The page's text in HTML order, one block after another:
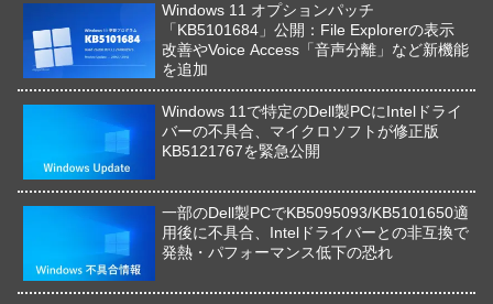
Windows 11 オプションパッチ
「KB5101684」公開：File Explorerの表示
改善やVoice Access「音声分離」など新機能
を追加
Windows 11で特定のDell製PCにIntelドライ
バーの不具合、マイクロソフトが修正版
KB5121767を緊急公開
一部のDell製PCでKB5095093/KB5101650適
用後に不具合、Intelドライバーとの非互換で
発熱・パフォーマンス低下の恐れ